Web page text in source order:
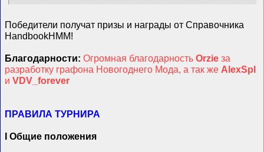
Победители получат призы и награды от Cправочника
HandbookHMM!
Благодарности: Огромная благодарностьOrzie за
разработку графона Новогоднего Мода, а так же AlexSpl
иVDV_forever
ПРАВИЛА ТУРНИРА
I Общие положения